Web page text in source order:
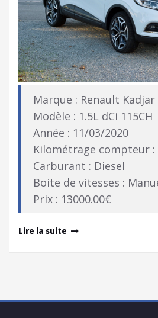
Marque : Renault Kadjar
Modèle : 1.5L dCi 115CH
Année : 11/03/2020
Kilométrage compteur :
Carburant : Diesel
Boite de vitesses :
Prix : 13000.00€
Lire la suite